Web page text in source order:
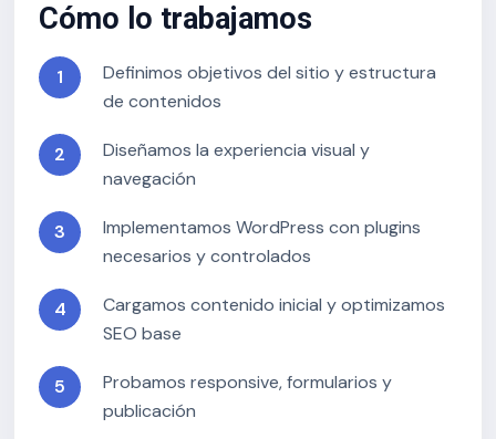
Cómo lo trabajamos
Definimos objetivos del sitio y estructura
de contenidos
Diseñamos la experiencia visual y
navegación
Implementamos WordPress con plugins
necesarios y controlados
Cargamos contenido inicial y optimizamos
SEO base
Probamos responsive, formularios y
publicación